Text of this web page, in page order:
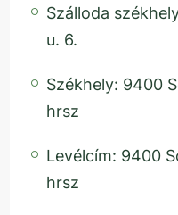
Szálloda
u. 6.
Székhely: 9400
hrsz
Levélcím: 9400
hrsz